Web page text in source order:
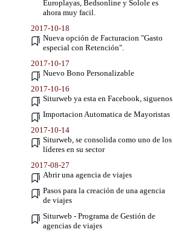
Europlayas, Bedsonline y Solole es
ahora muy facil.
2017-10-18
Nueva opción de Facturacion "Gasto
especial con Retención".
2017-10-17
Nuevo Bono Personalizable
2017-10-16
Siturweb ya esta en Facebook, siguenos
Importacion Automatica de Mayoristas
2017-10-14
Siturweb, se consolida como uno de los
líderes en su sector
2017-08-27
Abrir una agencia de viajes
Pasos para la creación de una agencia
de viajes
Siturweb - Programa de Gestión de
agencias de viajes